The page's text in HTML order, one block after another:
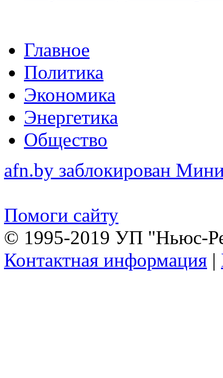
Главное
Политика
Экономика
Энергетика
Общество
afn.by заблокирован
Помоги сайту
© 1995-2019 УП "Ньюс-
Контактная информация |